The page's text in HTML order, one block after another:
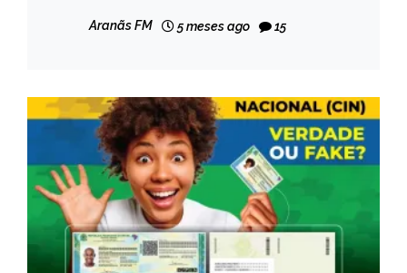
NOTÍCIAS
Aranãs FM 5 meses ago 15